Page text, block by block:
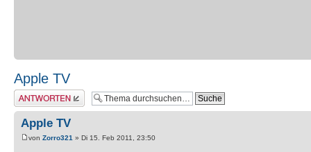
Apple TV
Antwort erstellen
Apple TV
von Zorro321 » Di 15. Feb 2011, 23:50